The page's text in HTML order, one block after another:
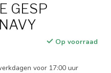
GESP
Op voorraad
voor 17:00 uur